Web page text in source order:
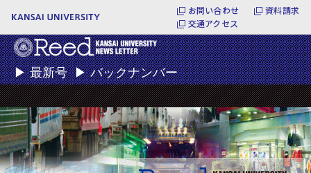
お問い合わせ
資料請求
交通アクセス
▶最新号 ▶バックナンバー